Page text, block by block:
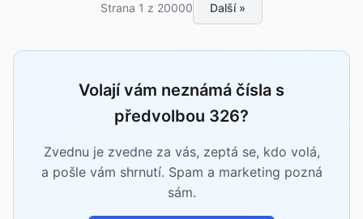
Strana 1 z 20000 Další »
Volají vám neznámá čísla s
předvolbou 326?
Zvednu je zvedne za vás, zeptá se, kdo volá,
a pošle vám shrnutí. Spam a marketing pozná
sám.